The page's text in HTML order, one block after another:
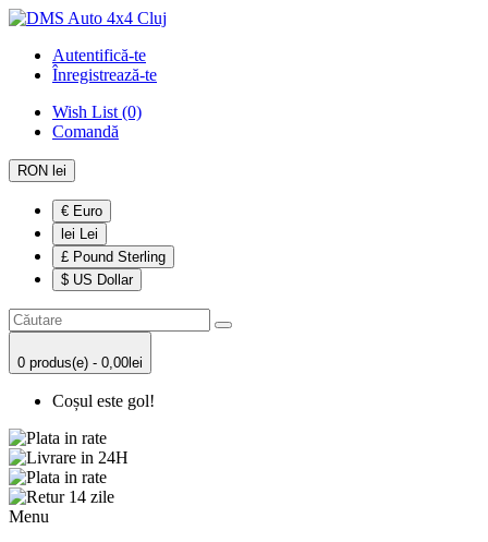
Autentifică-te
Înregistrează-te
Wish List (0)
Comandă
RON lei
€ Euro
lei Lei
£ Pound Sterling
$ US Dollar
0 produs(e) - 0,00lei
Coșul este gol!
Menu